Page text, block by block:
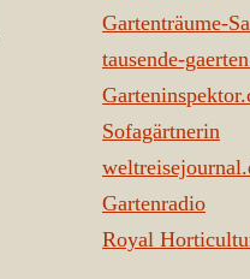
Gartenträume-
tausende-
Sofagärtnerin
Gartenradio
Royal